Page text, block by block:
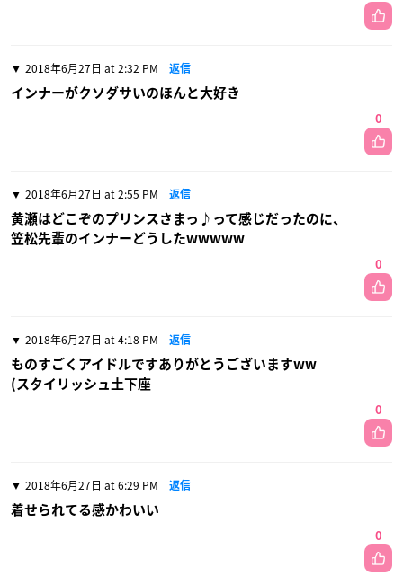
2018年6月27日 at 2:32 PM 返信
インナーがクソダサいのほんと大好き
0
2018年6月27日 at 2:55 PM 返信
黄瀬はどこぞのプリンスさまっ♪って感じだったのに、
笠松先輩のインナーどうしたwwwww
0
2018年6月27日 at 4:18 PM 返信
ものすごくアイドルですありがとうございますww
(スタイリッシュ土下座
0
2018年6月27日 at 6:29 PM 返信
着せられてる感かわいい
0